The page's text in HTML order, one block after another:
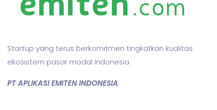
Startup yang terus berkomitmen tingkatkan kualitas
ekosistem pasar modal Indonesia
PT APLIKASI EMITEN INDONESIA